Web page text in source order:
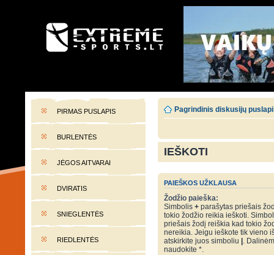
EXTREME-SPORTS.LT
PIRMAS PUSLAPIS
BURLENTĖS
JĖGOS AITVARAI
DVIRATIS
SNIEGLENTĖS
RIEDLENTĖS
Pagrindinis diskusijų
IEŠKOTI
PAIEŠKOS UŽKLAUSA
Žodžio paieška:
Simbolis + parašytas priešais
tokio žodžio reikia ieškoti.
priešais žodį reiškia kad tokio
nereikia. Jeigu ieškote tik vieno
atskirkite juos simboliu .
naudokite *.